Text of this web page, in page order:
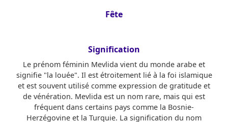
Fête
Signification
Le prénom féminin Mevlida vient du monde arabe et
signifie "la louée". Il est étroitement lié à la foi islamique
et est souvent utilisé comme expression de gratitude et
de vénération. Mevlida est un nom rare, mais qui est
fréquent dans certains pays comme la Bosnie-
Herzégovine et la Turquie. La signification du nom